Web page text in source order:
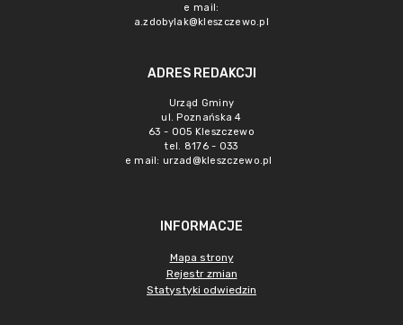
e mail:
a.zdobylak@kleszczewo.pl
ADRES REDAKCJI
Urząd Gminy
ul. Poznańska 4
63 - 005 Kleszczewo
tel. 8176 - 033
e mail: urzad@kleszczewo.pl
INFORMACJE
Mapa strony
Rejestr zmian
Statystyki odwiedzin